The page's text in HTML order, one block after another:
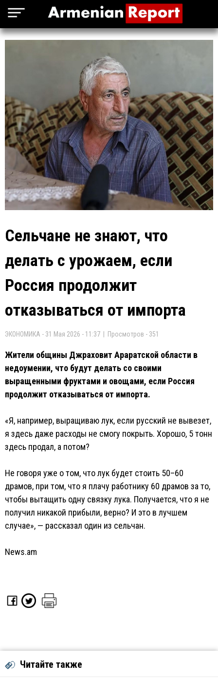
Сельчане не знают, что
делать с урожаем, если
Россия продолжит
отказываться от импорта
ЭКОНОМИКА - 31 Мая 2026 - 11:37 | Просмотров - 351
Жители общины Джраховит Араратской области в
недоумении, что будут делать со своими
выращенными фруктами и овощами, если Россия
продолжит отказываться от импорта.
«Я, например, выращиваю лук, если русский не вывезет,
я здесь даже расходы не смогу покрыть. Хорошо, 5 тонн
здесь продал, а потом?
Не говоря уже о том, что лук будет стоить 50–60
драмов, при том, что я плачу работнику 60 драмов за то,
чтобы вытащить одну связку лука. Получается, что я не
получил никакой прибыли, верно? И это в лучшем
случае», — рассказал один из сельчан.
News.am
Читайте также